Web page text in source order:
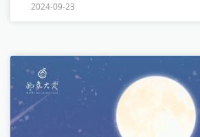
2024-09-23